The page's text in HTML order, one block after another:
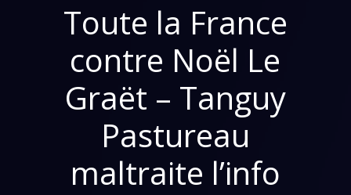
Toute la France
contre Noël Le
Graët – Tanguy
Pastureau
maltraite l’info